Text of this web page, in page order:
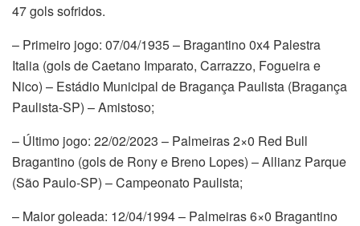
47 gols sofridos.
– Primeiro jogo: 07/04/1935 – Bragantino 0x4 Palestra
Italia (gols de Caetano Imparato, Carrazzo, Fogueira e
Nico) – Estádio Municipal de Bragança Paulista (Bragança
Paulista-SP) – Amistoso;
– Último jogo: 22/02/2023 – Palmeiras 2×0 Red Bull
Bragantino (gols de Rony e Breno Lopes) – Allianz Parque
(São Paulo-SP) – Campeonato Paulista;
– Maior goleada: 12/04/1994 – Palmeiras 6×0 Bragantino